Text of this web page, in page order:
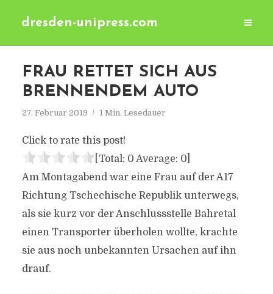
dresden-unipress.com
FRAU RETTET SICH AUS
BRENNENDEM AUTO
27. Februar 2019 1 Min. Lesedauer
Click to rate this post!
[Total: 0 Average: 0]
Am Montagabend war eine Frau auf der A17
Richtung Tschechische Republik unterwegs,
als sie kurz vor der Anschlussstelle Bahretal
einen Transporter überholen wollte, krachte
sie aus noch unbekannten Ursachen auf ihn
drauf.